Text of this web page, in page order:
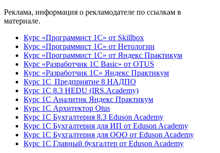
Реклама, информация о рекламодателе по ссылкам в
материале.
Курс «Программист 1С» от Skillbox
Курс «Программист 1С» от Нетологии
Курс «Программист 1С» от Яндекс Практикум
Курс «Разработчик 1С Basic» от OTUS
Курс «Разработчик 1С» Яндекс Практикум
Курс 1С Предприятие 8 НАДПО
Курс 1С 8.3 HEDU (IRS.Academy)
Курс 1С Аналитик Яндекс Практикум
Курс 1С Архитектор Otus
Курс 1С Бухгалтерия 8.3 Eduson Academy
Курс 1С Бухгалтерия для ИП от Eduson Academy
Курс 1С Бухгалтерия для ООО от Eduson Academy
Курс 1С Главный бухгалтер от Eduson Academy